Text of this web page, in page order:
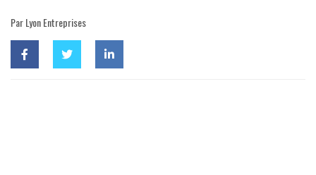
Par Lyon Entreprises